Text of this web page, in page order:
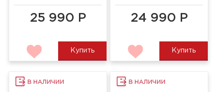
25 990 Р
Купить
24 990 Р
Купить